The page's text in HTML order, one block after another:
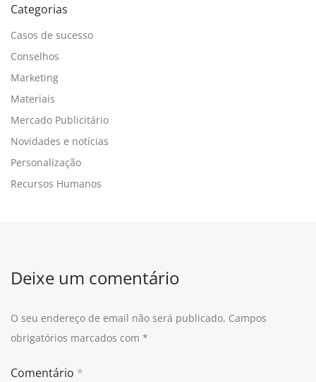
Categorias
Casos de sucesso
Conselhos
Marketing
Materiais
Mercado Publicitário
Novidades e notícias
Personalização
Recursos Humanos
Deixe um comentário
O seu endereço de email não será publicado. Campos
obrigatórios marcados com *
Comentário *